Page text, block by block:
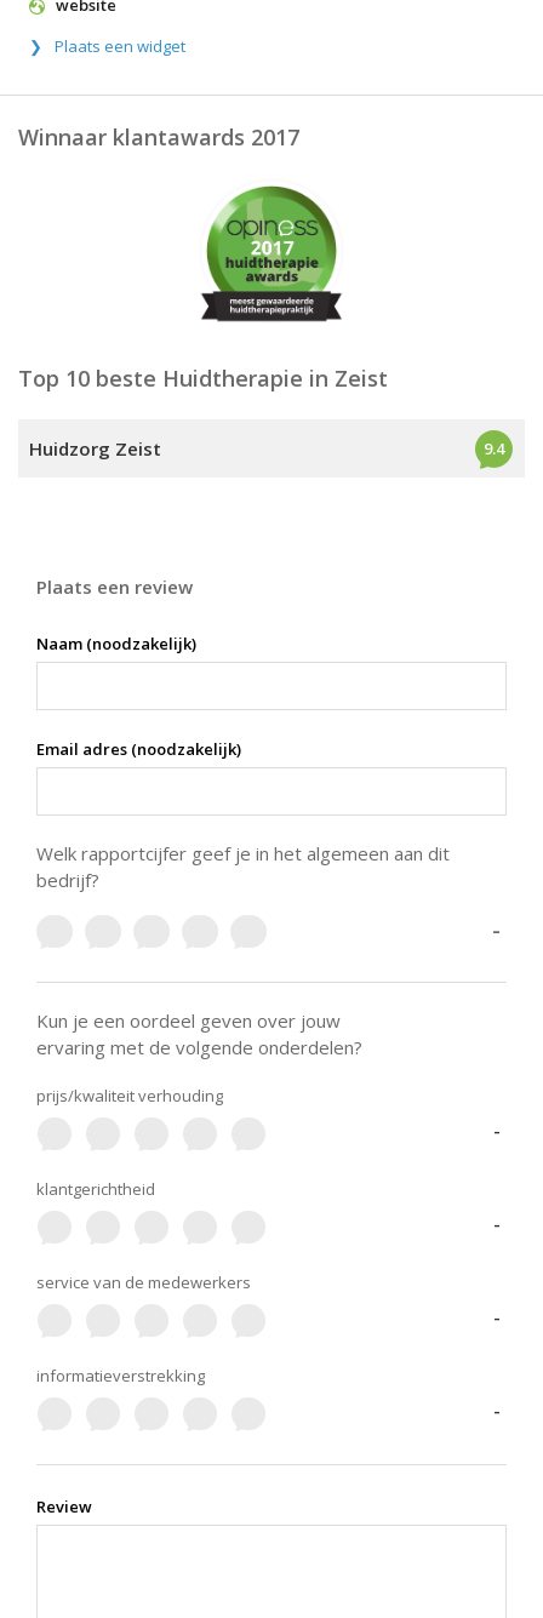
website
Plaats een widget
Winnaar klantawards 2017
Top 10 beste Huidtherapie in Zeist
Huidzorg Zeist 9.4
Plaats een review
Naam (noodzakelijk)
Email adres (noodzakelijk)
Welk rapportcijfer geef je in het algemeen aan dit
bedrijf?
-
Kun je een oordeel geven over jouw
ervaring met de volgende onderdelen?
prijs/kwaliteit verhouding
-
klantgerichtheid
-
service van de medewerkers
-
informatieverstrekking
-
Review